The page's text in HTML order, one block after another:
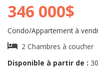
346 000$
Condo/Appartement à
2 Chambres à coucher
Disponible à partir de :